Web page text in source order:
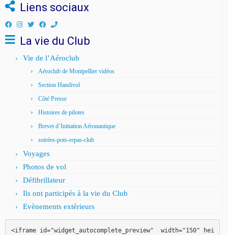
Liens sociaux
La vie du Club
Vie de l’Aéroclub
Aéroclub de Montpellier vidéos
Section Handivol
Côté Presse
Histoires de pilotes
Brevet d’Initiation Aéronautique
soirées-pots-repas-club
Voyages
Photos de vol
Défibrillateur
Ils ont participés à la vie du Club
Evènements extérieurs
<iframe id="widget_autocomplete_preview"  width="150" hei